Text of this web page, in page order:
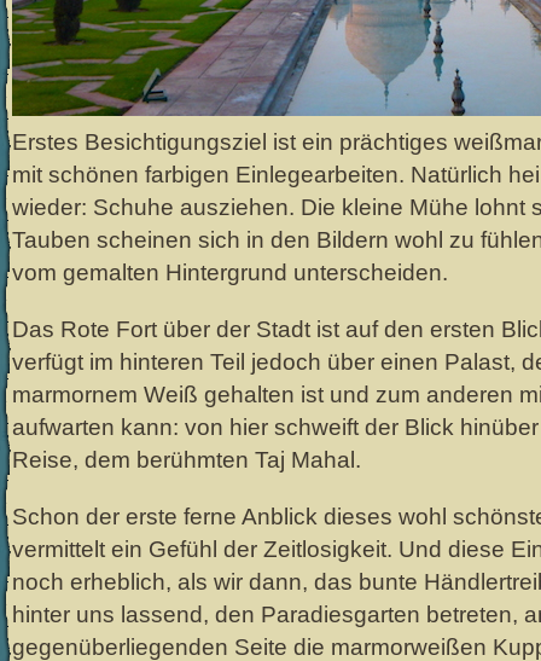
Erstes Besichtigungsziel ist ein prächtiges
mit schönen farbigen Einlegearbeiten. Natürlich
wieder: Schuhe ausziehen. Die kleine Mühe lohnt
Tauben scheinen sich in den Bildern wohl zu
vom gemalten Hintergrund unterscheiden.
Das Rote Fort über der Stadt ist auf den ersten
verfügt im hinteren Teil jedoch über einen Palast,
marmornem Weiß gehalten ist und zum anderen
aufwarten kann: von hier schweift der Blick
Reise, dem berühmten Taj Mahal.
Schon der erste ferne Anblick dieses wohl
vermittelt ein Gefühl der Zeitlosigkeit. Und diese
noch erheblich, als wir dann, das bunte
hinter uns lassend, den Paradiesgarten betreten,
gegenüberliegenden Seite die marmorweißen